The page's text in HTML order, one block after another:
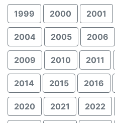
1999 2000 2001
2004 2005 2006
2009 2010 2011
2014 2015 2016
2020 2021 2022